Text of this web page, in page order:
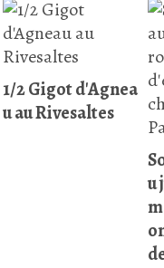
1/2 Gigot d'Agnea
u au Rivesaltes
u